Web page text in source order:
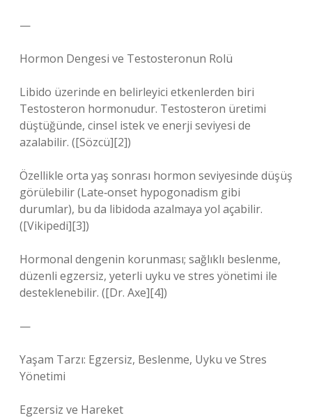
—
Hormon Dengesi ve Testosteronun Rolü
Libido üzerinde en belirleyici etkenlerden biri
Testosteron hormonudur. Testosteron üretimi
düştüğünde, cinsel istek ve enerji seviyesi de
azalabilir. ([Sözcü][2])
Özellikle orta yaş sonrası hormon seviyesinde düşüş
görülebilir (Late‑onset hypogonadism gibi
durumlar), bu da libidoda azalmaya yol açabilir.
([Vikipedi][3])
Hormonal dengenin korunması; sağlıklı beslenme,
düzenli egzersiz, yeterli uyku ve stres yönetimi ile
desteklenebilir. ([Dr. Axe][4])
—
Yaşam Tarzı: Egzersiz, Beslenme, Uyku ve Stres
Yönetimi
Egzersiz ve Hareket